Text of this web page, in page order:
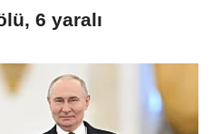
6 yaralı